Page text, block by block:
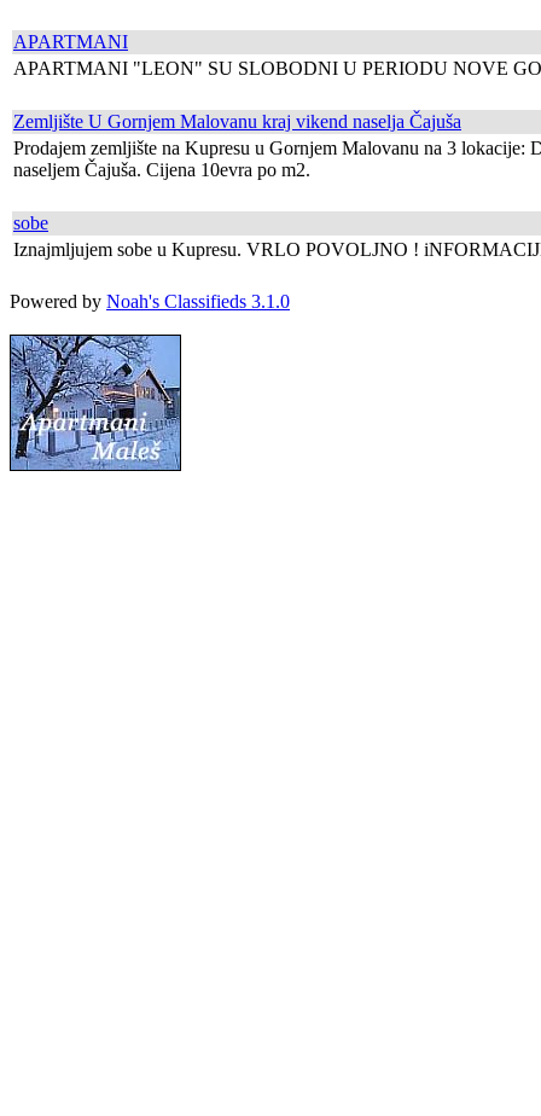
APARTMANI
APARTMANI "LEON" SU SLOBODNI U PERIODU NOVE
Zemljište U Gornjem Malovanu kraj vikend naselja Čajuša
Prodajem zemljište na Kupresu u Gornjem Malovanu na 3
naseljem Čajuša. Cijena 10evra po m2.
sobe
Iznajmljujem sobe u Kupresu. VRLO POVOLJNO !
Powered by Noah's Classifieds 3.1.0